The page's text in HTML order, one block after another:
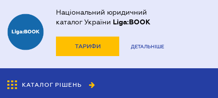
Національний юридичний
каталог України Liga:BOOK
ТАРИФИ ДЕТАЛЬНІШЕ
КАТАЛОГ РІШЕНЬ